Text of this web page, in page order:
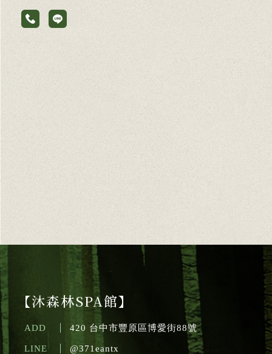
【沐森林SPA館】
ADD 420 台中市豐原區博愛街88號
LINE @371eantx